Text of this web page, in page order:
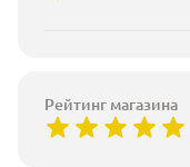
Рейтинг магазина